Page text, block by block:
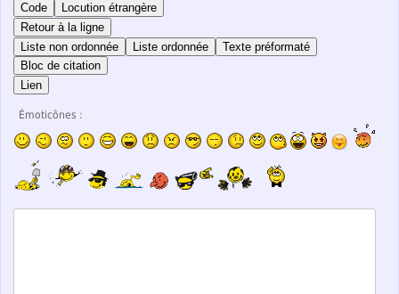
Code
Locution étrangère
Retour à la ligne
Liste non ordonnée
Liste ordonnée
Texte préformaté
Bloc de citation
Lien
Émoticônes :